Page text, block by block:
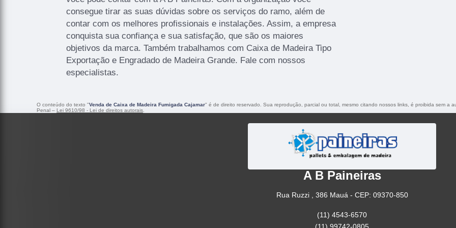
consegue tirar as suas dúvidas sobre os serviços do ramo, além de
contar com os melhores profissionais e instalações. Assim, a empresa
conquista sua confiança e sua satisfação, que são os maiores
objetivos da marca. Também trabalhamos com Caixa de Madeira Tipo
Exportação e Engradado de Madeira Grande. Fale com nossos
especialistas.
O conteúdo do texto "Venda de Caixa de Madeira Fumigada Cajamar" é de direito reservado. Sua reprodução, parcial ou total, mesmo citando nossos links, é proibida sem a
Penal – Lei 9610/98 - Lei de direitos autorais
A B Paineiras
Rua Ruzzi , 386 Mauá - CEP: 09370-850
(11) 4543-6570
(11) 99742-0805